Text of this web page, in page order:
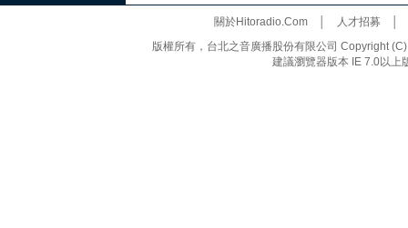
關於Hitoradio.Com│ 人才招募
版權所有，台北之音廣播股份有限公司 Copyright
建議瀏覽器版本 IE 7.0以上